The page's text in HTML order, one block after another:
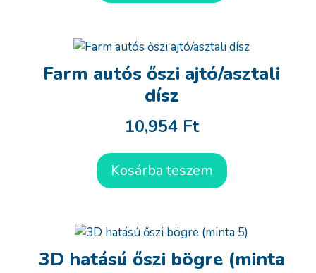
Farm autós őszi ajtó/asztali
dísz
10,954 Ft
Kosárba teszem
3D hatású őszi bögre (minta